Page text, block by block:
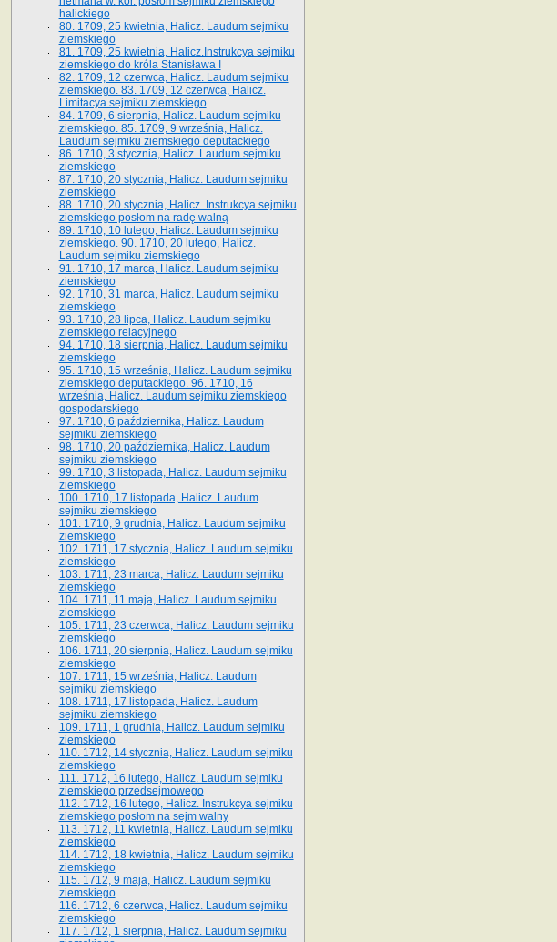
halickiego
80. 1709, 25 kwietnia, Halicz. Laudum sejmiku
ziemskiego
81. 1709, 25 kwietnia, Halicz.Instrukcya sejmiku
ziemskiego do króla Stanisława I
82. 1709, 12 czerwca, Halicz. Laudum sejmiku
ziemskiego. 83. 1709, 12 czerwca, Halicz.
Limitacya sejmiku ziemskiego
84. 1709, 6 sierpnia, Halicz. Laudum sejmiku
ziemskiego. 85. 1709, 9 września, Halicz.
Laudum sejmiku ziemskiego deputackiego
86. 1710, 3 stycznia, Halicz. Laudum sejmiku
ziemskiego
87. 1710, 20 stycznia, Halicz. Laudum sejmiku
ziemskiego
88. 1710, 20 stycznia, Halicz. Instrukcya sejmiku
ziemskiego posłom na radę walną
89. 1710, 10 lutego, Halicz. Laudum sejmiku
ziemskiego. 90. 1710, 20 lutego, Halicz.
Laudum sejmiku ziemskiego
91. 1710, 17 marca, Halicz. Laudum sejmiku
ziemskiego
92. 1710, 31 marca, Halicz. Laudum sejmiku
ziemskiego
93. 1710, 28 lipca, Halicz. Laudum sejmiku
ziemskiego relacyjnego
94. 1710, 18 sierpnia, Halicz. Laudum sejmiku
ziemskiego
95. 1710, 15 września, Halicz. Laudum sejmiku
ziemskiego deputackiego. 96. 1710, 16
września, Halicz. Laudum sejmiku ziemskiego
gospodarskiego
97. 1710, 6 października, Halicz. Laudum
sejmiku ziemskiego
98. 1710, 20 października, Halicz. Laudum
sejmiku ziemskiego
99. 1710, 3 listopada, Halicz. Laudum sejmiku
ziemskiego
100. 1710, 17 listopada, Halicz. Laudum
sejmiku ziemskiego
101. 1710, 9 grudnia, Halicz. Laudum sejmiku
ziemskiego
102. 1711, 17 stycznia, Halicz. Laudum sejmiku
ziemskiego
103. 1711, 23 marca, Halicz. Laudum sejmiku
ziemskiego
104. 1711, 11 maja, Halicz. Laudum sejmiku
ziemskiego
105. 1711, 23 czerwca, Halicz. Laudum sejmiku
ziemskiego
106. 1711, 20 sierpnia, Halicz. Laudum sejmiku
ziemskiego
107. 1711, 15 września, Halicz. Laudum
sejmiku ziemskiego
108. 1711, 17 listopada, Halicz. Laudum
sejmiku ziemskiego
109. 1711, 1 grudnia, Halicz. Laudum sejmiku
ziemskiego
110. 1712, 14 stycznia, Halicz. Laudum sejmiku
ziemskiego
111. 1712, 16 lutego, Halicz. Laudum sejmiku
ziemskiego przedsejmowego
112. 1712, 16 lutego, Halicz. Instrukcya sejmiku
ziemskiego posłom na sejm walny
113. 1712, 11 kwietnia, Halicz. Laudum sejmiku
ziemskiego
114. 1712, 18 kwietnia, Halicz. Laudum sejmiku
ziemskiego
115. 1712, 9 maja, Halicz. Laudum sejmiku
ziemskiego
116. 1712, 6 czerwca, Halicz. Laudum sejmiku
ziemskiego
117. 1712, 1 sierpnia, Halicz. Laudum sejmiku